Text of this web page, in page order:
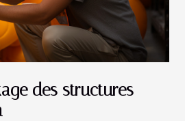
des structures